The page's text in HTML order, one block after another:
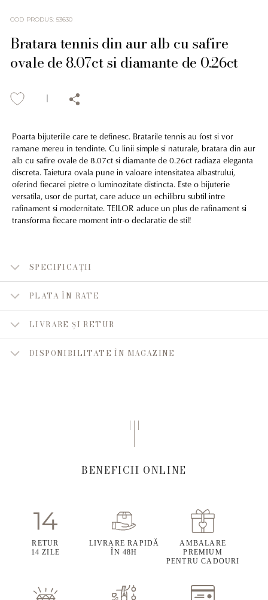
COD PRODUS: 53630
Bratara tennis din aur alb cu safire
ovale de 8.07ct si diamante de 0.26ct
Poarta bijuteriile care te definesc. Bratarile tennis au fost si vor
ramane mereu in tendinte. Cu linii simple si naturale, bratara din aur
alb cu safire ovale de 8.07ct si diamante de 0.26ct radiaza eleganta
discreta. Taietura ovala pune in valoare intensitatea albastrului,
oferind fiecarei pietre o luminozitate distincta. Este o bijuterie
versatila, usor de purtat, care aduce un echilibru subtil intre
rafinament si modernitate. TEILOR aduce un plus de rafinament si
transforma fiecare moment intr-o declaratie de stil!
SPECIFICAȚII
PLATA ÎN RATE
LIVRARE ȘI RETUR
DISPONIBILITATE ÎN MAGAZINE
BENEFICII ONLINE
RETUR
14 ZILE
LIVRARE RAPIDĂ
ÎN 48H
AMBALARE
PREMIUM
PENTRU CADOURI